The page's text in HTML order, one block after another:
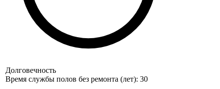
Долговечность
Время службы полов без ремонта (лет): 30